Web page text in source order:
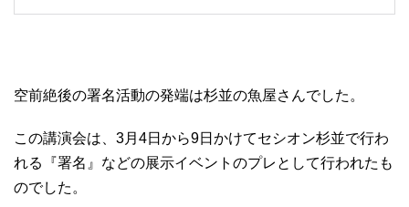
空前絶後の署名活動の発端は杉並の魚屋さんでした。
この講演会は、3月4日から9日かけてセシオン杉並で行わ
れる『署名』などの展示イベントのプレとして行われたも
のでした。